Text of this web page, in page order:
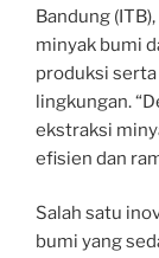
Bandung
minyak bumi
produksi
lingkungan.
ekstraksi
efisien dan
Salah satu
bumi yang